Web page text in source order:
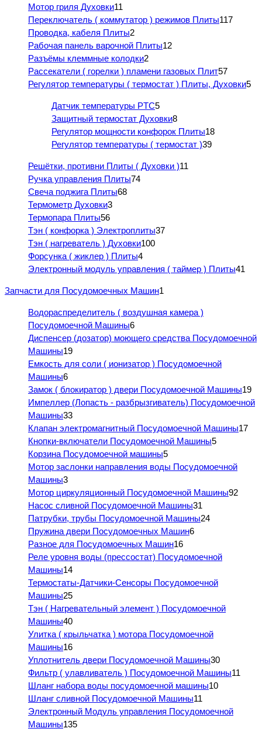
Мотор гриля Духовки11
Переключатель ( коммутатор ) режимов Плиты117
Проводка, кабеля Плиты2
Рабочая панель варочной Плиты12
Разъёмы клеммные колодки2
Рассекатели ( горелки ) пламени газовых Плит57
Регулятор температуры ( термостат ) Плиты, Духовки5
Датчик температуры PTC5
Защитный термостат Духовки8
Регулятор мощности конфорок Плиты18
Регулятор температуры ( термостат )39
Решётки, противни Плиты ( Духовки )11
Ручка управления Плиты74
Свеча поджига Плиты68
Термометр Духовки3
Термопара Плиты56
Тэн ( конфорка ) Электроплиты37
Тэн ( нагреватель ) Духовки100
Форсунка ( жиклер ) Плиты4
Электронный модуль управления ( таймер ) Плиты41
Запчасти для Посудомоечных Машин1
Водораспределитель ( воздушная камера )
Посудомоечной Машины6
Диспенсер (дозатор) моющего средства Посудомоечной
Машины19
Емкость для соли ( ионизатор ) Посудомоечной
Машины6
Замок ( блокиратор ) двери Посудомоечной Машины19
Импеллер (Лопасть - разбрызгиватель) Посудомоечной
Машины33
Клапан электромагнитный Посудомоечной Машины17
Кнопки-включатели Посудомоечной Машины5
Корзина Посудомоечной машины5
Мотор заслонки направления воды Посудомоечной
Машины3
Мотор циркуляционный Посудомоечной Машины92
Насос сливной Посудомоечной Машины31
Патрубки, трубы Посудомоечной Машины24
Пружина двери Посудомоечных Машин6
Разное для Посудомоечных Машин16
Реле уровня воды (прессостат) Посудомоечной
Машины14
Термостаты-Датчики-Сенсоры Посудомоечной
Машины25
Тэн ( Нагревательный элемент ) Посудомоечной
Машины40
Улитка ( крыльчатка ) мотора Посудомоечной
Машины16
Уплотнитель двери Посудомоечной Машины30
Фильтр ( улавливатель ) Посудомоечной Машины11
Шланг набора воды посудомоечной машины10
Шланг сливной Посудомоечной Машины11
Электронный Модуль управления Посудомоечной
Машины135